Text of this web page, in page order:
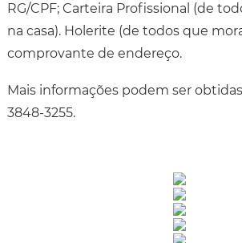
RG/CPF; Carteira Profissional (de
na casa). Holerite (de todos que
comprovante de endereço.
Mais informações podem ser
3848-3255.